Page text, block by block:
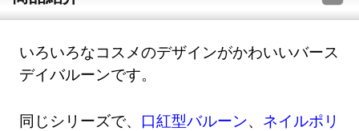
いろいろなコスメのデザインがかわいいバース
デイバルーンです。
同じシリーズで、 口紅型バルーン、 ネイルポリ